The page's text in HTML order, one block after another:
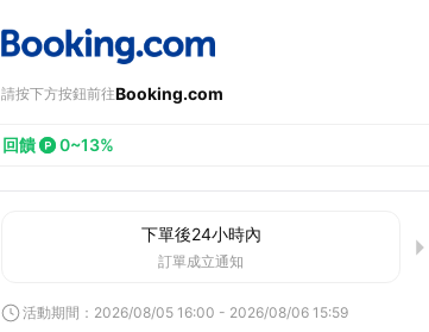
請按下方按鈕前往Booking.com
回饋 0~13%
下單後24小時內
訂單成立通知
活動期間： 2026/08/05 16:00 - 2026/08/06 15:59